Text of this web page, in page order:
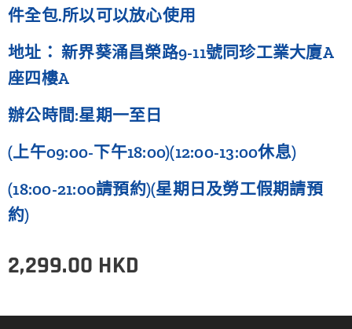
件全包.所以可以放心使用
地址： 新界葵涌昌榮路9-11號同珍工業大廈A
座四樓A
辦公時間:星期一至日
(上午09:00-下午18:00)(12:00-13:00休息)
(18:00-21:00請預約)(星期日及勞工假期請預
約)
2,299.00 HKD